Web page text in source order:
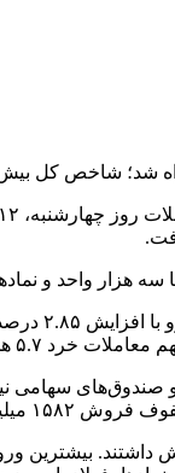
با سه هزار واحد